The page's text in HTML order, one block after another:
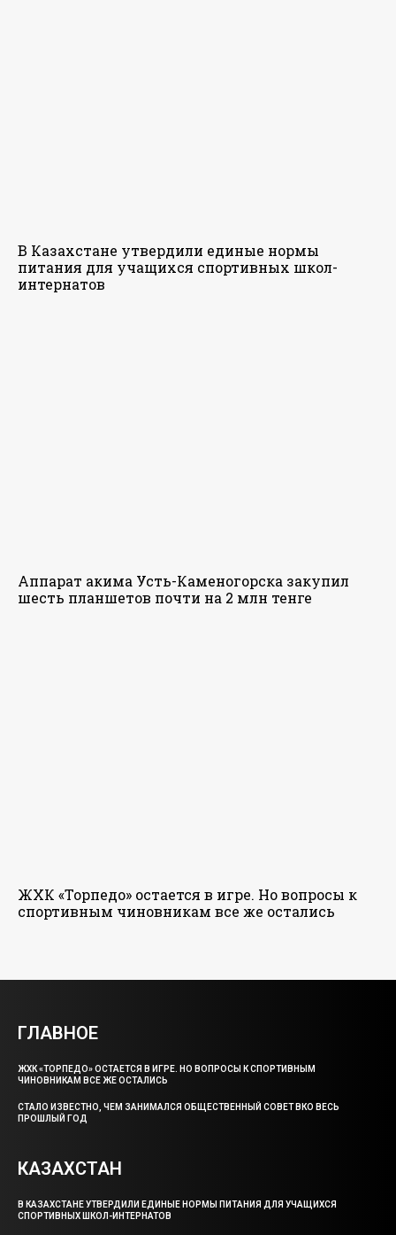
В Казахстане утвердили единые нормы
питания для учащихся спортивных школ-
интернатов
Аппарат акима Усть-Каменогорска закупил
шесть планшетов почти на 2 млн тенге
ЖХК «Торпедо» остается в игре. Но вопросы к
спортивным чиновникам все же остались
ГЛАВНОЕ
ЖХК «ТОРПЕДО» ОСТАЕТСЯ В ИГРЕ. НО ВОПРОСЫ К СПОРТИВНЫМ
ЧИНОВНИКАМ ВСЕ ЖЕ ОСТАЛИСЬ
СТАЛО ИЗВЕСТНО, ЧЕМ ЗАНИМАЛСЯ ОБЩЕСТВЕННЫЙ СОВЕТ ВКО ВЕСЬ
ПРОШЛЫЙ ГОД
КАЗАХСТАН
В КАЗАХСТАНЕ УТВЕРДИЛИ ЕДИНЫЕ НОРМЫ ПИТАНИЯ ДЛЯ УЧАЩИХСЯ
СПОРТИВНЫХ ШКОЛ-ИНТЕРНАТОВ